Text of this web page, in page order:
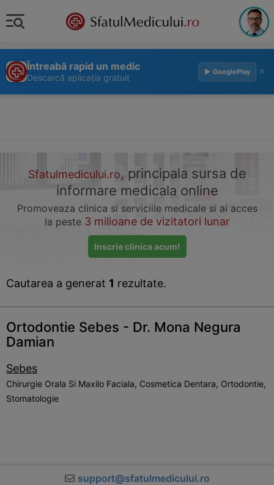
Întreabă rapid un medic
Descarcă aplicația gratuit
▶ GooglePlay ×
Sfatulmedicului.ro, principala sursa de
informare medicala online
Promoveaza clinica si serviciile medicale si ai acces
la peste 3 milioane de vizitatori lunar
Inscrie clinica acum!
Cautarea a generat 1 rezultate.
Ortodontie Sebes - Dr. Mona Negura
Damian
Sebes
Chirurgie Orala Si Maxilo Faciala, Cosmetica Dentara, Ortodontie,
Stomatologie
support@sfatulmedicului.ro